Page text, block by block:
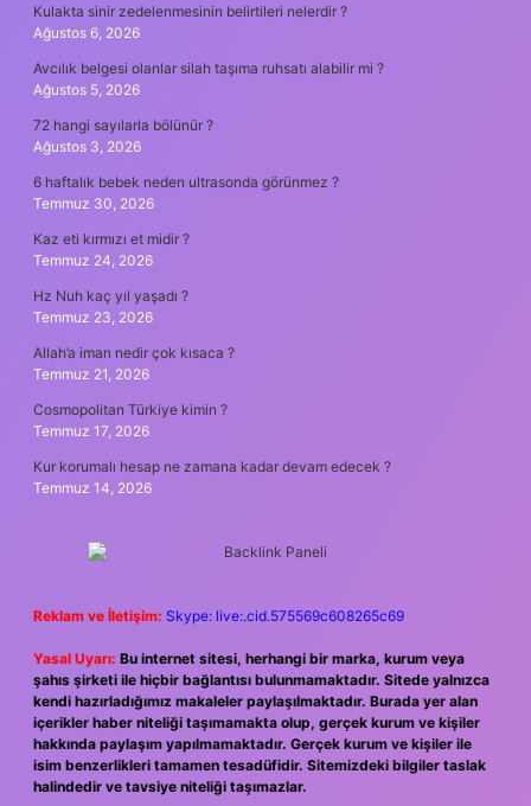
Kulakta sinir zedelenmesinin belirtileri nelerdir ?
Ağustos 6, 2026
Avcılık belgesi olanlar silah taşıma ruhsatı alabilir mi ?
Ağustos 5, 2026
72 hangi sayılarla bölünür ?
Ağustos 3, 2026
6 haftalık bebek neden ultrasonda görünmez ?
Temmuz 30, 2026
Kaz eti kırmızı et midir ?
Temmuz 24, 2026
Hz Nuh kaç yıl yaşadı ?
Temmuz 23, 2026
Allah’a iman nedir çok kısaca ?
Temmuz 21, 2026
Cosmopolitan Türkiye kimin ?
Temmuz 17, 2026
Kur korumalı hesap ne zamana kadar devam edecek ?
Temmuz 14, 2026
Reklam ve İletişim: Skype: live:.cid.575569c608265c69
Yasal Uyarı: Bu internet sitesi, herhangi bir marka, kurum veya
şahıs şirketi ile hiçbir bağlantısı bulunmamaktadır. Sitede yalnızca
kendi hazırladığımız makaleler paylaşılmaktadır. Burada yer alan
içerikler haber niteliği taşımamakta olup, gerçek kurum ve kişiler
hakkında paylaşım yapılmamaktadır. Gerçek kurum ve kişiler ile
isim benzerlikleri tamamen tesadüfidir. Sitemizdeki bilgiler taslak
halindedir ve tavsiye niteliği taşımazlar.